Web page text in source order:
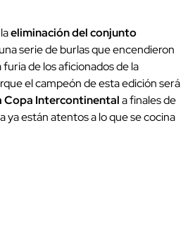
eliminación del conjunto
serie de burlas que encendieron
furia de los aficionados de la
el campeón de esta edición será
Copa Intercontinentala finales de
ya están atentos a lo que se cocina